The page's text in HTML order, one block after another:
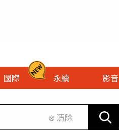
國際 永續 影音
⊗ 清除